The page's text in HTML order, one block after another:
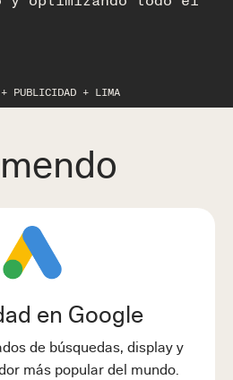
+ PUBLICIDAD + LIMA
en Google
de búsquedas, display y
más popular del mundo.